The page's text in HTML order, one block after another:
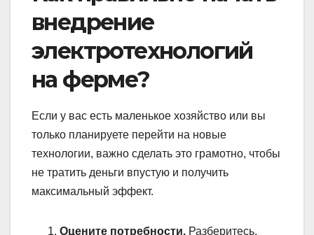
внедрение
электротехнологий
на ферме?
Если у вас есть маленькое хозяйство или вы
только планируете перейти на новые
технологии, важно сделать это грамотно, чтобы
не тратить деньги впустую и получить
максимальный эффект.
Оцените потребности. Разберитесь,